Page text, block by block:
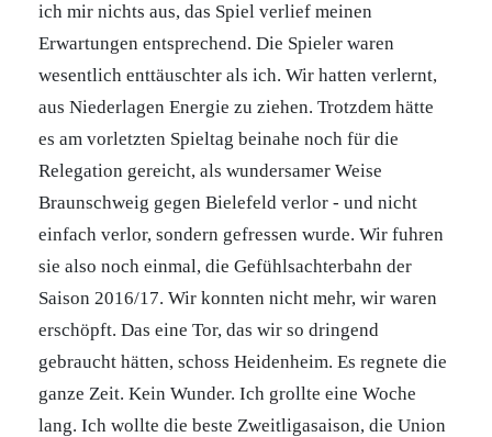
ich mir nichts aus, das Spiel verlief meinen
Erwartungen entsprechend. Die Spieler waren
wesentlich enttäuschter als ich. Wir hatten verlernt,
aus Niederlagen Energie zu ziehen. Trotzdem hätte
es am vorletzten Spieltag beinahe noch für die
Relegation gereicht, als wundersamer Weise
Braunschweig gegen Bielefeld verlor - und nicht
einfach verlor, sondern gefressen wurde. Wir fuhren
sie also noch einmal, die Gefühlsachterbahn der
Saison 2016/17. Wir konnten nicht mehr, wir waren
erschöpft. Das eine Tor, das wir so dringend
gebraucht hätten, schoss Heidenheim. Es regnete die
ganze Zeit. Kein Wunder. Ich grollte eine Woche
lang. Ich wollte die beste Zweitligasaison, die Union